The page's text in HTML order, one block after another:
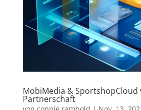
MobiMedia & SportshopCloud
Partnerschaft